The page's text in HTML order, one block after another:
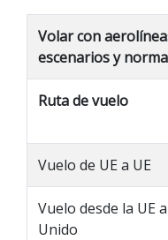
Volar con
escenarios y
Ruta de vuelo
Vuelo de UE a UE
Vuelo desde la UE
Unido